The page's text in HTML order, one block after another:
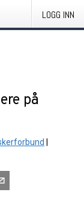
LOGG INN
på